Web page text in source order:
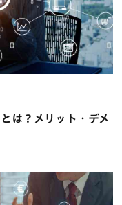
は？メリット・デメ